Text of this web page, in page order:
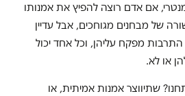
אם אדם רוצה להפיץ את אמנותו
של מבחנים מגוחכים, אבל עדיין
מפקח עליהן, וכל אחד יכול
או לא.
שתיווצר אמנות אמיתית, או